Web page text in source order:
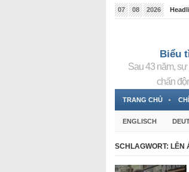
07 08 2026
Biểu
Sau 43 năm, sự
chấn
TRANG CHỦ
ENGLISCH
SCHLAGWORT: LÊN